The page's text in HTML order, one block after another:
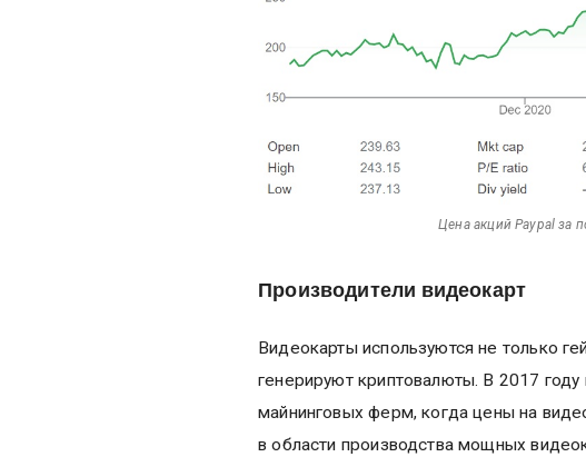
Цена акций Paypal за
Производители видеокарт
Видеокарты используются не только
генерируют криптовалюты. В 2017
майнинговых ферм, когда цены на
в области производства мощных